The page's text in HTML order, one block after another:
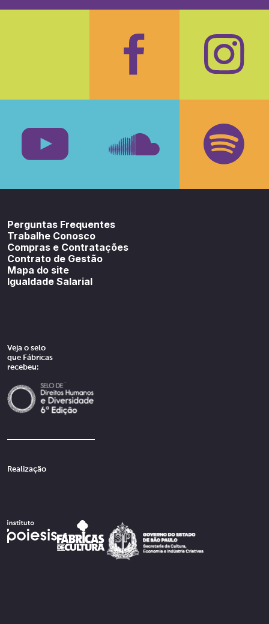
Facebook
Perguntas Frequentes
Trabalhe Conosco
Compras e Contratações
Contrato de Gestão
Mapa do site
Igualdade Salarial
Veja o selo
que Fábricas
recebeu:
Realização